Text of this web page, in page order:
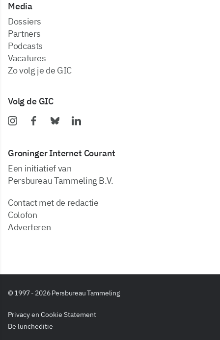
Media
dossiers
partners
podcasts
vacatures
zo volg je de GIC
Volg de GIC
Groninger Internet Courant
Een initiatief van
Persbureau Tammeling B.V.
Contact met de redactie
Colofon
Adverteren
© 1997 - 2026 Persbureau Tammeling
Privacy en Cookie Statement
De luncheditie